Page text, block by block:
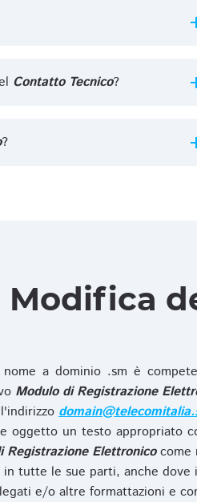
Contatto Tecnico?
?
Modifica
a dominio .sm è
Modulo di Registrazione
oggetto un testo appropriato
Registrazione Elettronicocome
tutte le sue parti, anche dove
e/o altre formattazioni e